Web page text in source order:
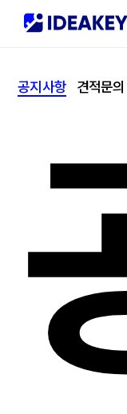
고객센터
공지사항 견적문의